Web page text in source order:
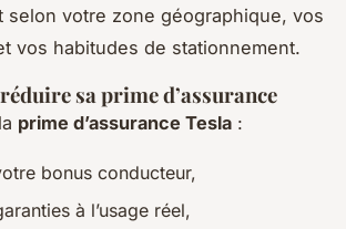
selon votre zone géographique, vos
vos habitudes de stationnement.
sa prime d’assurance
prime d’assurance Tesla :
bonus conducteur,
à l’usage réel,